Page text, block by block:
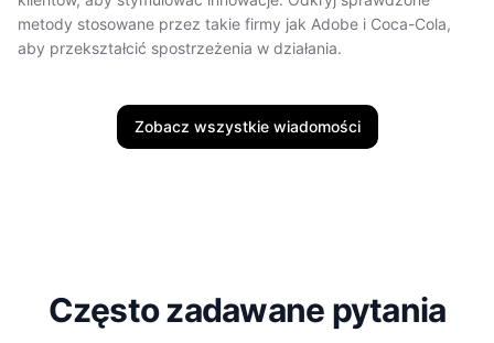
metody stosowane przez takie firmy jak Adobe i Coca-Cola,
aby przekształcić spostrzeżenia w działania.
Zobacz wszystkie wiadomości
Często zadawane pytania